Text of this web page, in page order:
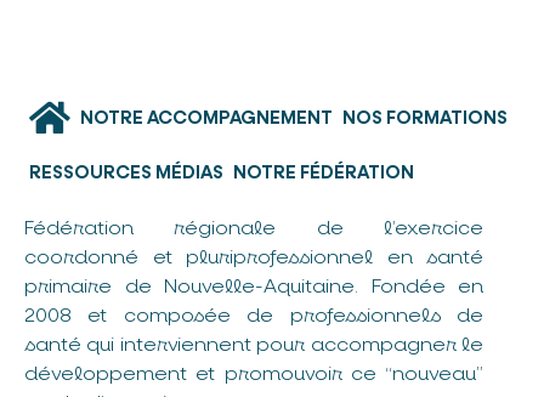
NOTRE ACCOMPAGNEMENT NOS FORMATIONS
RESSOURCES MÉDIAS NOTRE FÉDÉRATION
Fédération régionale de l’exercice
coordonné et pluriprofessionnel en santé
primaire de Nouvelle-Aquitaine. Fondée en
2008 et composée de professionnels de
santé qui interviennent pour accompagner le
développement et promouvoir ce “nouveau”